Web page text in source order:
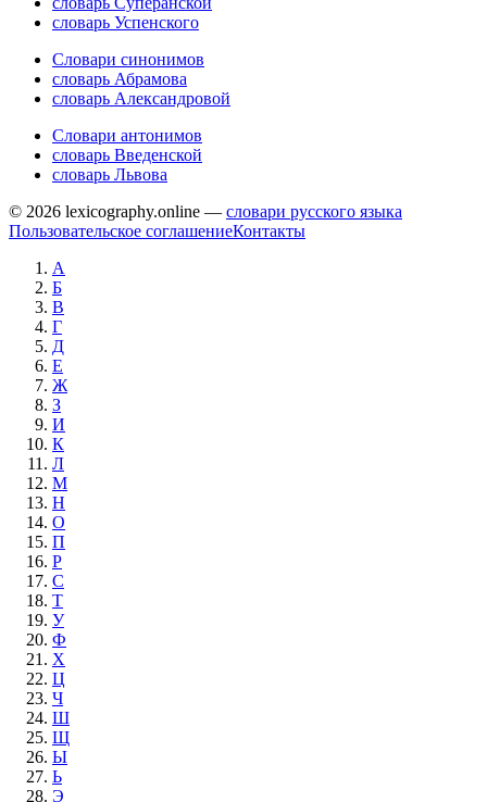
словарь Успенского
Словари синонимов
словарь Абрамова
словарь Александровой
Словари антонимов
словарь Введенской
словарь Львова
© 2026 lexicography.online — словари русского языка
Пользовательское соглашениеКонтакты
А
Б
В
Г
Д
Е
Ж
З
И
К
Л
М
Н
О
П
Р
С
Т
У
Ф
Х
Ц
Ч
Ш
Щ
Ы
Ь
Э